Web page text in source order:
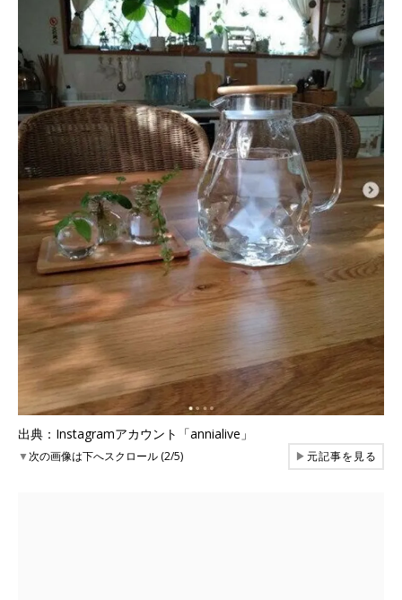
出典：Instagramアカウント「annialive」
▼次の画像は下へスクロール (2/5) ▶元記事を見る